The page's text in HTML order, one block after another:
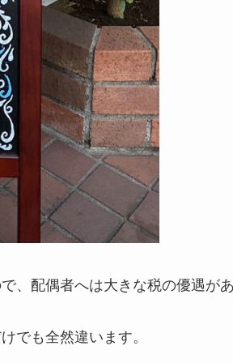
、配偶者へは大きな税の優遇があ
でも全然違います。